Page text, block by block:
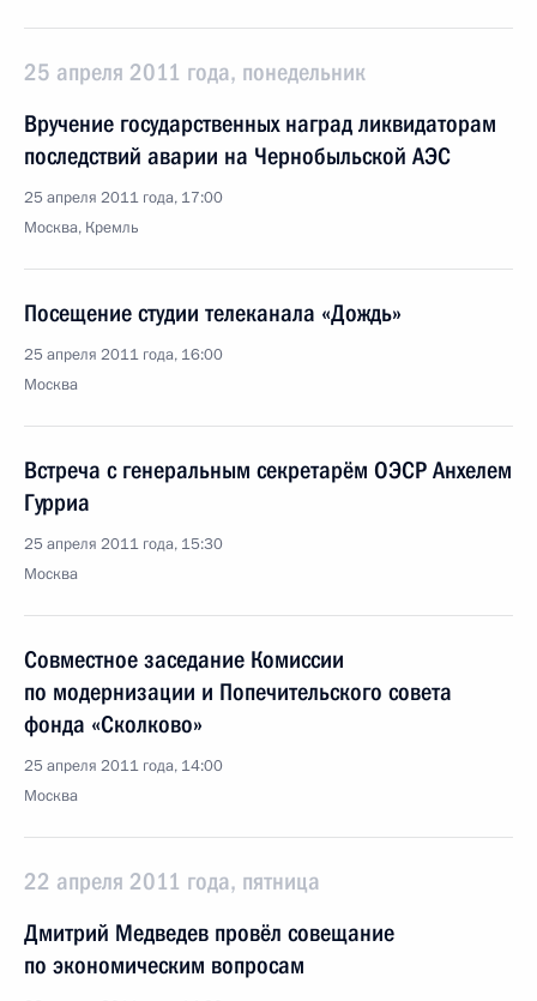
25 апреля 2011 года, понедельник
Вручение государственных наград ликвидаторам
последствий аварии на Чернобыльской АЭС
25 апреля 2011 года, 17:00
Москва, Кремль
Посещение студии телеканала «Дождь»
25 апреля 2011 года, 16:00
Москва
Встреча с генеральным секретарём ОЭСР Анхелем
Гурриа
25 апреля 2011 года, 15:30
Москва
Совместное заседание Комиссии
по модернизации и Попечительского совета
фонда «Сколково»
25 апреля 2011 года, 14:00
Москва
22 апреля 2011 года, пятница
Дмитрий Медведев провёл совещание
по экономическим вопросам